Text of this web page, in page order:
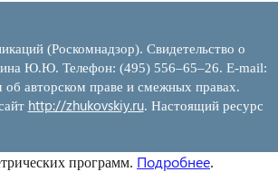
(Роскомнадзор). Свидетельство о
Ю.Ю. Телефон: (495) 556–65–26. E‑mail:
авторском праве и смежных правах.
http://zhukovskiy.ru. Настоящий ресурс
программ. Подробнее.